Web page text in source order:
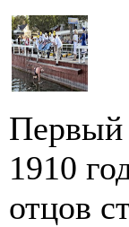
Первый
1910
отцов